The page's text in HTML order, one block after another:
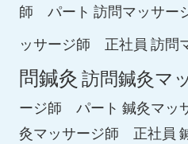
師 パート 訪問マッサ
ッサージ師 正社員 訪問
問鍼灸 訪問鍼灸マ
ージ師 パート 鍼灸マッ
灸マッサージ師 正社員